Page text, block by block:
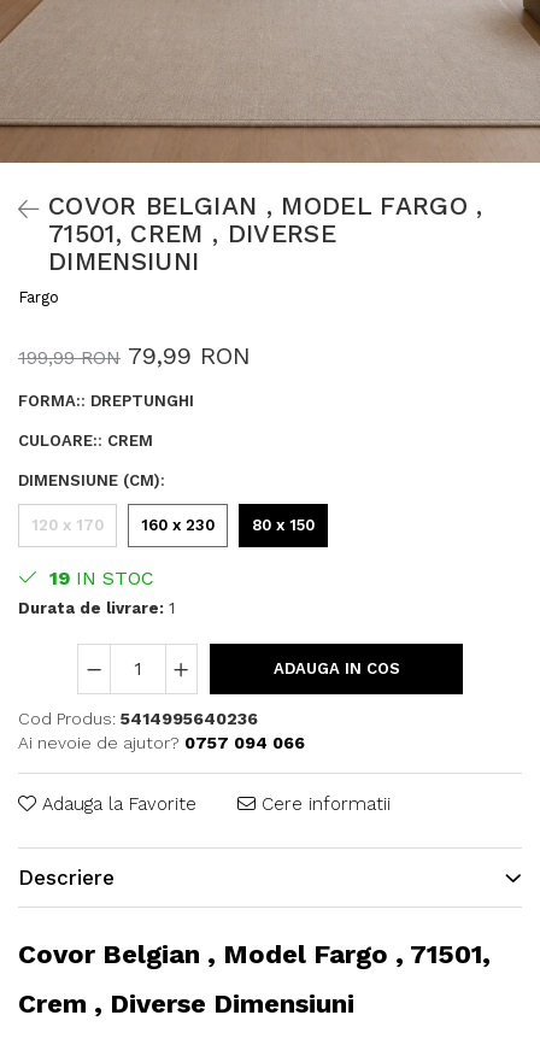
COVOR BELGIAN , MODEL FARGO ,
71501, CREM , DIVERSE
DIMENSIUNI
Fargo
199,99 RON 79,99 RON
FORMA:: DREPTUNGHI
CULOARE:: CREM
DIMENSIUNE (CM):
120 x 170 160 x 230 80 x 150
19 IN STOC
Durata de livrare: 1
ADAUGA IN COS
Cod Produs: 5414995640236
Ai nevoie de ajutor? 0757 094 066
Adauga la Favorite Cere informatii
Descriere
Covor Belgian , Model Fargo , 71501,
Crem , Diverse Dimensiuni